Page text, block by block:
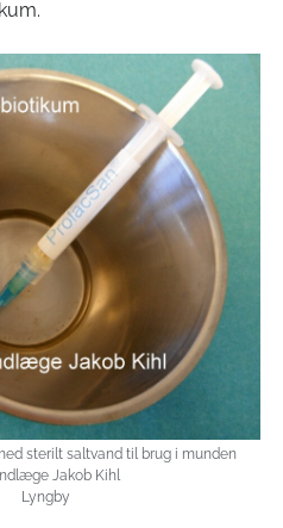
.
sterilt saltvand til brug i munden
Jakob Kihl
Lyngby